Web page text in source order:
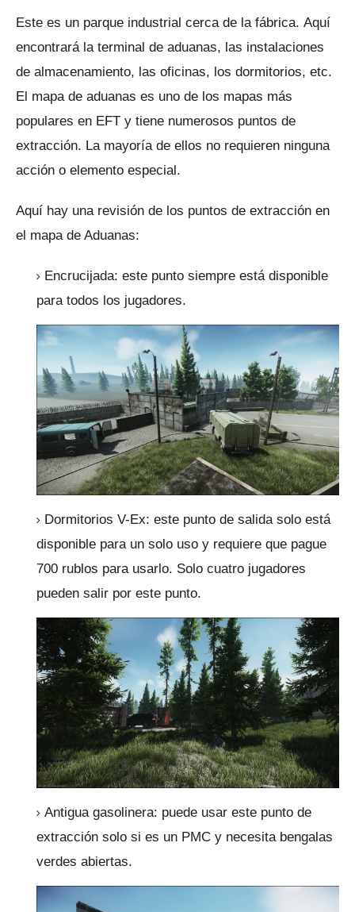
Este es un parque industrial cerca de la fábrica. Aquí
encontrará la terminal de aduanas, las instalaciones
de almacenamiento, las oficinas, los dormitorios, etc.
El mapa de aduanas es uno de los mapas más
populares en EFT y tiene numerosos puntos de
extracción. La mayoría de ellos no requieren ninguna
acción o elemento especial.
Aquí hay una revisión de los puntos de extracción en
el mapa de Aduanas:
Encrucijada: este punto siempre está disponible
para todos los jugadores.
Dormitorios V-Ex: este punto de salida solo está
disponible para un solo uso y requiere que pague
700 rublos para usarlo. Solo cuatro jugadores
pueden salir por este punto.
Antigua gasolinera: puede usar este punto de
extracción solo si es un PMC y necesita bengalas
verdes abiertas.